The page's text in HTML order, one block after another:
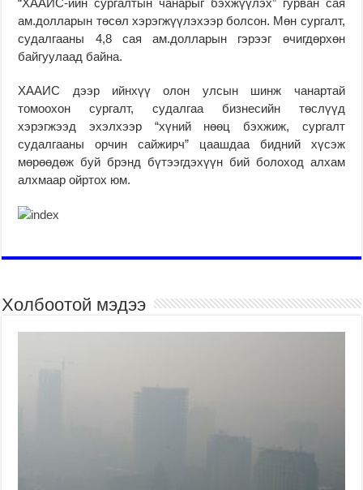
“ХААИС-ийн сургалтын чанарыг бэхжүүлэх” гурван сая
ам.долларын төсөл хэрэгжүүлэхээр болсон. Мөн сургалт,
судалгааны 4,8 сая ам.долларын гэрээг өчигдөрхөн
байгуулаад байна.
ХААИС дээр ийнхүү олон улсын шинж чанартай
томоохон сургалт, судалгаа бизнесийн төслүүд
хэрэгжээд эхэлхээр “хүний нөөц бэхжиж, сургалт
судалгааны орчин сайжирч” цаашдаа бидний хүсэж
мөрөөдөж буй брэнд бүтээгдэхүүн бий болоход алхам
алхмаар ойртох юм.
Холбоотой мэдээ